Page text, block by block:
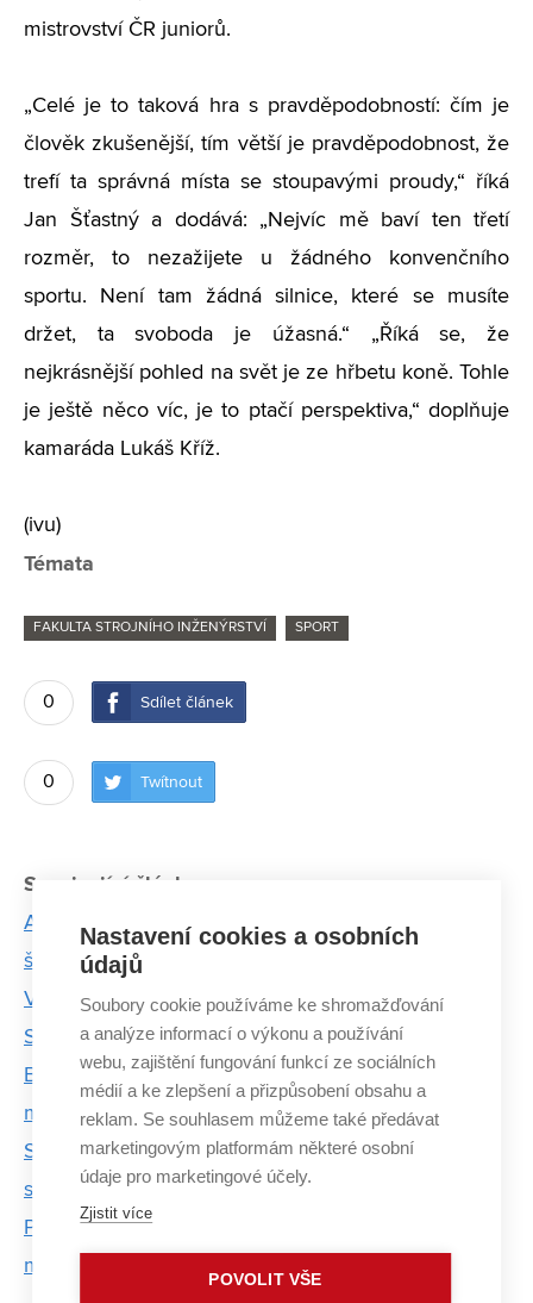
mistrovství ČR juniorů.
„Celé je to taková hra s pravděpodobností: čím je
člověk zkušenější, tím větší je pravděpodobnost, že
trefí ta správná místa se stoupavými proudy,“ říká
Jan Šťastný a dodává: „Nejvíc mě baví ten třetí
rozměr, to nezažijete u žádného konvenčního
sportu. Není tam žádná silnice, které se musíte
držet, ta svoboda je úžasná.“ „Říká se, že
nejkrásnější pohled na svět je ze hřbetu koně. Tohle
je ještě něco víc, je to ptačí perspektiva,“ doplňuje
kamaráda Lukáš Kříž.
(ivu)
Témata
FAKULTA STROJNÍHO INŽENÝRSTVÍ SPORT
0 Sdílet článek
0 Twítnout
Související články:
Abych byl dobrý ve sportu, musím být dobrý ve
škole, říká atlet David Foller
Vodní pólo v Česku platí za studentský sport.
Stipendium je velká pomoc, říká hráč z FSI
Basketbalem se v Česku nedá uživit, proto je dobré
mít i zadní vrátka, říká Michal Jedovnický
Student VUT navrhl lepší proudnici pro požární
sport. Teď s ní začíná podnikat
Pětinásobný mistr světa chystá bakalářku o
motorovém prkně
Nastavení cookies a osobních
údajů
Soubory cookie používáme ke shromažďování
a analýze informací o výkonu a používání
webu, zajištění fungování funkcí ze sociálních
médií a ke zlepšení a přizpůsobení obsahu a
reklam. Se souhlasem můžeme také předávat
marketingovým platformám některé osobní
údaje pro marketingové účely.
Zjistit více
POVOLIT VŠE